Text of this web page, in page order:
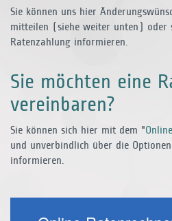
Sie können uns hier
mitteilen (siehe weiter unten) oder
Ratenzahlung informieren.
Sie möchten eine
vereinbaren?
Sie können sich hier mit dem "
und unverbindlich über die
informieren.